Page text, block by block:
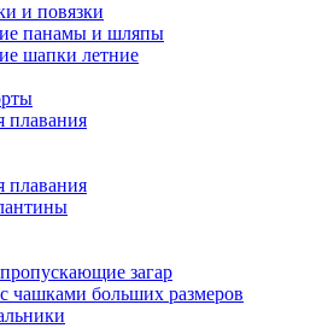
и повязки
панамы и шляпы
шапки летние
плавания
плавания
загар
чашками больших размеров